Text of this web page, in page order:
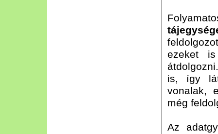
ezeket is
is, így
vonalak,
még
Az